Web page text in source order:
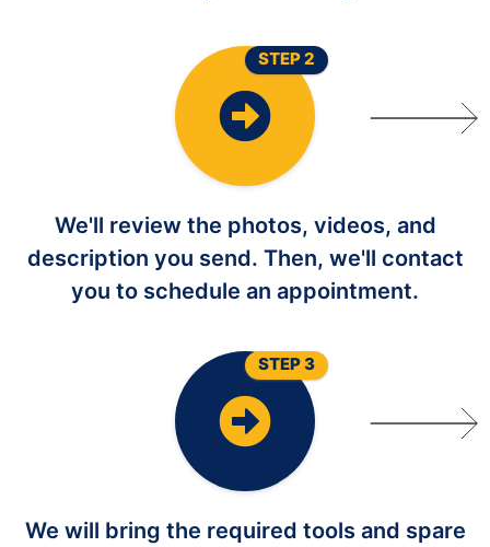
We'll review the photos, videos, and
description you send. Then, we'll contact
you to schedule an appointment.
STEP 2
We will bring the required tools and spare
STEP 3